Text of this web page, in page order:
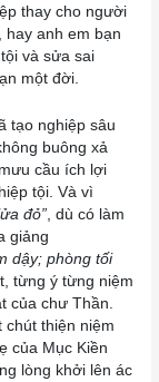
thay cho người
hay anh em bạn
và sửa sai
một đời.
tạo nghiệp sâu
buông xả
cầu ích lợi
tội. Và vì
đỏ” , dù có làm
giảng
dậy; phòng tối
từng ý từng niệm
của chư Thần.
chút thiện niệm
của Mục Kiền
lòng khởi lên ác